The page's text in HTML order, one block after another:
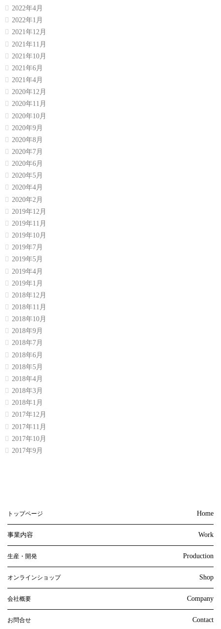
2022年4月
2022年1月
2021年12月
2021年11月
2021年10月
2021年6月
2021年4月
2020年12月
2020年11月
2020年10月
2020年9月
2020年8月
2020年7月
2020年6月
2020年5月
2020年4月
2020年2月
2019年12月
2019年11月
2019年10月
2019年7月
2019年5月
2019年4月
2019年1月
2018年12月
2018年11月
2018年10月
2018年9月
2018年7月
2018年6月
2018年5月
2018年4月
2018年3月
2018年1月
2017年12月
2017年11月
2017年10月
2017年9月
トップページ Home
事業内容 Work
生産・開発 Production
オンラインショップ Shop
会社概要 Company
お問合せ Contact